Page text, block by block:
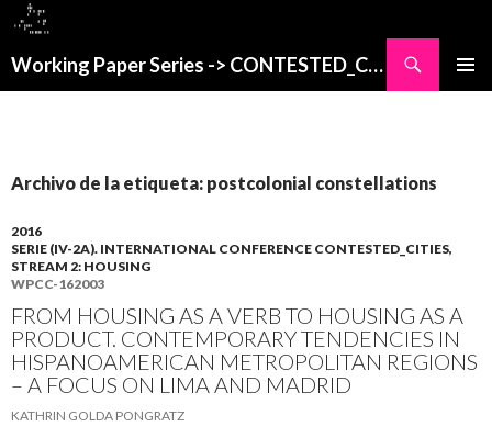
Working Paper Series -> CONTESTED_CITIES
Archivo de la etiqueta: postcolonial constellations
2016
SERIE (IV-2A). INTERNATIONAL CONFERENCE CONTESTED_CITIES,
STREAM 2: HOUSING
WPCC-162003
FROM HOUSING AS A VERB TO HOUSING AS A
PRODUCT. CONTEMPORARY TENDENCIES IN
HISPANOAMERICAN METROPOLITAN REGIONS
– A FOCUS ON LIMA AND MADRID
KATHRIN GOLDA PONGRATZ